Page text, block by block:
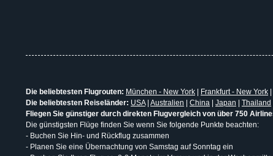
Die beliebtesten Flugrouten: München - New York | Frankfurt - New York |
Die beliebtesten Reiseländer: USA| Australien | China | Japan | Thailand
Fliegen Sie günstiger durch direkten Flugvergleich von über 750
Die günstigsten Flüge finden Sie wenn Sie folgende Punkte beachten:
- Buchen Sie Hin- und Rückflug zusammen
- Planen Sie eine Übernachtung von Samstag auf Sonntag ein